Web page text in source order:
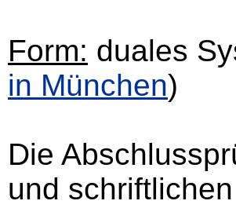
Form: duales
in München)
Die
und schriftlichen